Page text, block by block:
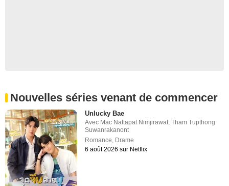
Nouvelles séries venant de commencer
Unlucky Bae
Avec Mac Nattapat Nimjirawat,Tham Tupthong
Suwanrakanont
Romance, Drame
6 août 2026 sur Netflix